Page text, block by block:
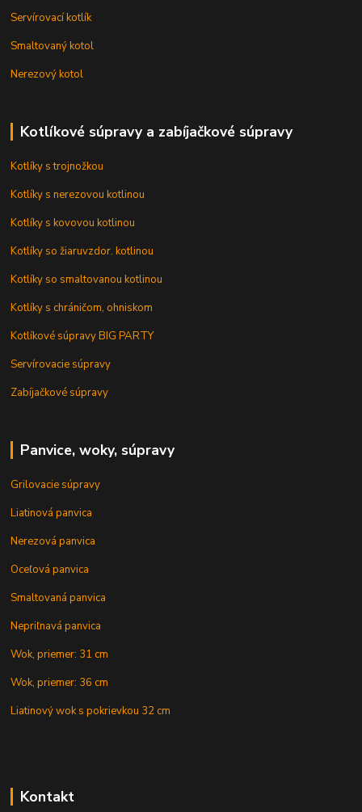
Servírovací kotlík
Smaltovaný kotol
Nerezový kotol
Kotlíkové súpravy a zabíjačkové súpravy
Kotlíky s trojnožkou
Kotlíky s nerezovou kotlinou
Kotlíky s kovovou kotlinou
Kotlíky so žiaruvzdor. kotlinou
Kotlíky so smaltovanou kotlinou
Kotlíky s chráničom, ohniskom
Kotlíkové súpravy BIG PARTY
Servírovacie súpravy
Zabíjačkové súpravy
Panvice, woky, súpravy
Grilovacie súpravy
Liatinová panvica
Nerezová panvica
Oceľová panvica
Smaltovaná panvica
Nepriľnavá panvica
Wok, priemer: 31 cm
Wok, priemer: 36 cm
Liatinový wok s pokrievkou 32 cm
Kontakt